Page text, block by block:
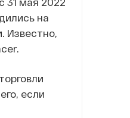
на
Известно,
если